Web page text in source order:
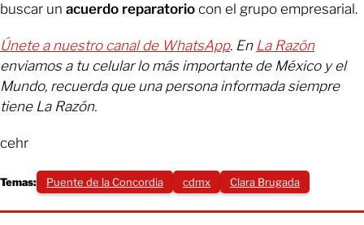
buscar un acuerdo reparatorio con el grupo empresarial.
Únete a nuestro canal de WhatsApp. En La Razón
enviamos a tu celular lo más importante de México y el
Mundo, recuerda que una persona informada siempre
tiene La Razón.
cehr
Temas: Puente de la Concordia cdmx Clara Brugada